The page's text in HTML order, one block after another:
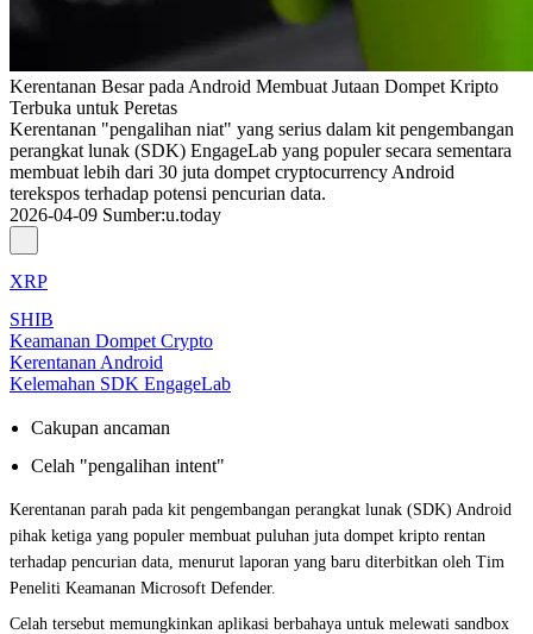
Kerentanan Besar pada Android Membuat Jutaan Dompet Kripto
Terbuka untuk Peretas
Kerentanan "pengalihan niat" yang serius dalam kit pengembangan
perangkat lunak (SDK) EngageLab yang populer secara sementara
membuat lebih dari 30 juta dompet cryptocurrency Android
terekspos terhadap potensi pencurian data.
2026-04-09 Sumber:u.today
XRP
SHIB
Keamanan Dompet Crypto
Kerentanan Android
Kelemahan SDK EngageLab
Cakupan ancaman
Celah "pengalihan intent"
Kerentanan parah pada kit pengembangan perangkat lunak (SDK) Android
pihak ketiga yang populer membuat puluhan juta dompet kripto rentan
terhadap pencurian data, menurut laporan yang baru diterbitkan oleh Tim
Peneliti Keamanan Microsoft Defender.
Celah tersebut memungkinkan aplikasi berbahaya untuk melewati sandbox